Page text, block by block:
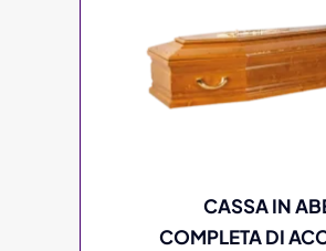
CASSA IN
COMPLETA DI